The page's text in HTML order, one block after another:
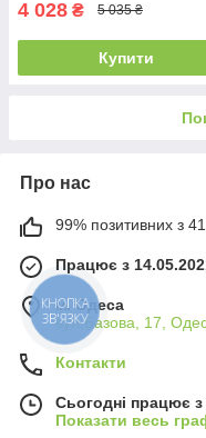
4 028 ₴ 5 035 ₴
Купити
Про нас
99% позитивних з
Працює з
м. Одеса
вул.Базова, 17,
Контакти
Сьогодні працює
Показати весь
КНОПКА
ЗВ'ЯЗКУ